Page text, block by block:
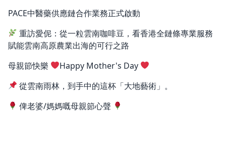
PACE中醫藥供應鏈合作業務正式啟動
重訪愛伲：從一粒雲南咖啡豆，看香港全鏈條專業服務
賦能雲南高原農業出海的可行之路
母親節快樂
Happy Mother's Day
從雲南雨林，到手中的這杯「大地藝術」。
俾老婆/媽媽嘅母親節心聲